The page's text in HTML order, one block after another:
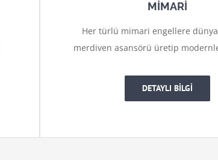
MİMARİ
Her türlü mimari engellere dünya
merdiven asansörü üretip
DETAYLI BİLGİ